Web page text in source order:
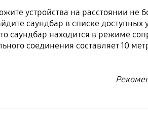
устройства на расстоянии не
саундбар в списке доступных
саундбар находится в режиме
соединения составляет 10